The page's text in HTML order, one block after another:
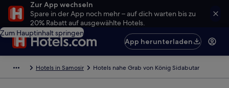
Zur App wechseln
Spare in der App noch mehr – auf dich warten bis zu
20% Rabatt auf ausgewählte Hotels.
Zum Hauptinhalt springen
App herunterladen
Hotels in Samosir Hotels nahe Grab von König Sidabutar